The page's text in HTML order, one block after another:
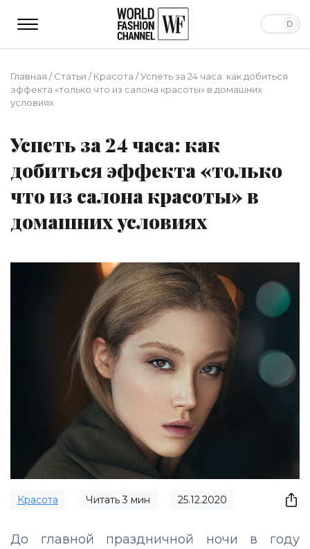
Главная /Статьи /Красота /Успеть за 24 часа: как добиться
эффекта «только что из салона красоты» в домашних
условиях
Успеть за 24 часа: как
добиться эффекта «только
что из салона красоты» в
домашних условиях
Красота Читать3 мин 25.12.2020
До главной праздничной ночи в году